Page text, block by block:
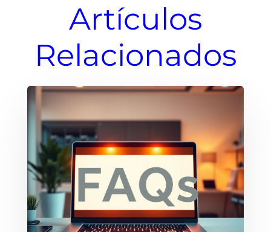
Artículos
Relacionados